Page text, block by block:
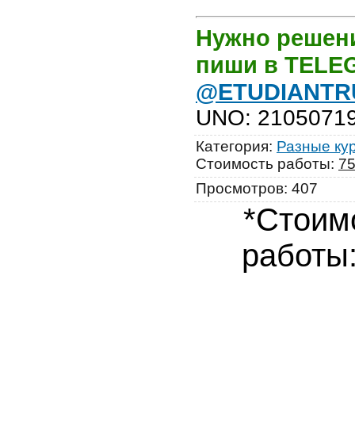
Нужно
пиши в
UNO:
Категория: Разные
Стоимость работы:
Просмотров: 407